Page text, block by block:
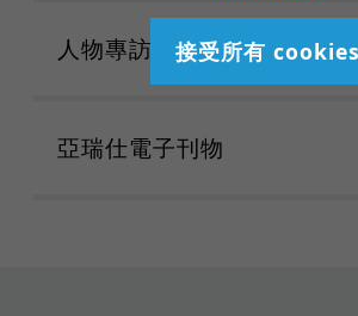
人物專訪
亞瑞仕電子刊物
接受所有 cookies